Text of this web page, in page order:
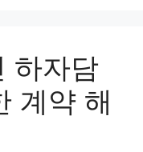
하자담
계약 해